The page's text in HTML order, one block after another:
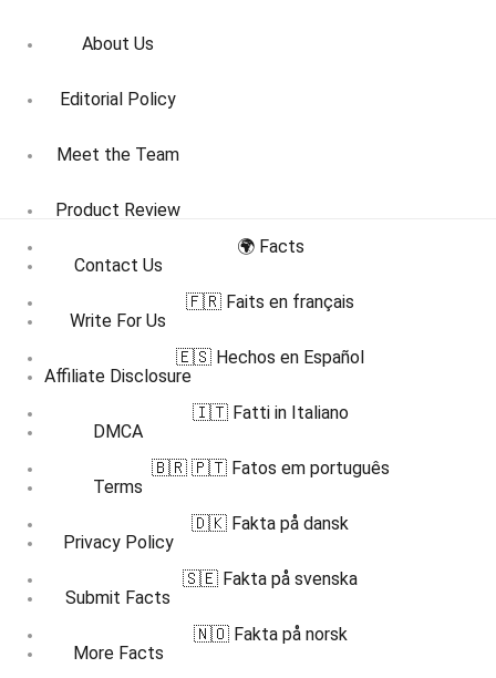
About Us
Editorial Policy
Meet the Team
Product Review
Contact Us
Write For Us
Affiliate Disclosure
DMCA
Terms
Privacy Policy
Submit Facts
More Facts
🌍 Facts
🇫🇷 Faits en français
🇪🇸 Hechos en Español
🇮🇹 Fatti in Italiano
🇧🇷 🇵🇹 Fatos em português
🇩🇰 Fakta på dansk
🇸🇪 Fakta på svenska
🇳🇴 Fakta på norsk